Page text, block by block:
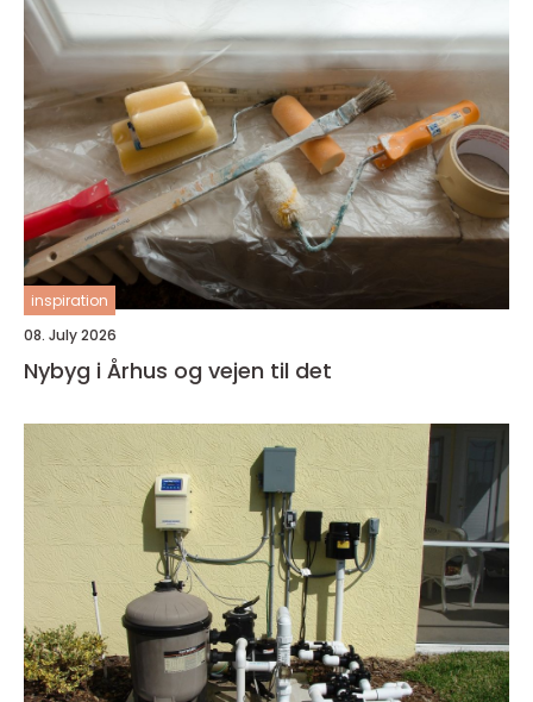
inspiration
08. July 2026
Nybyg i Århus og vejen til det